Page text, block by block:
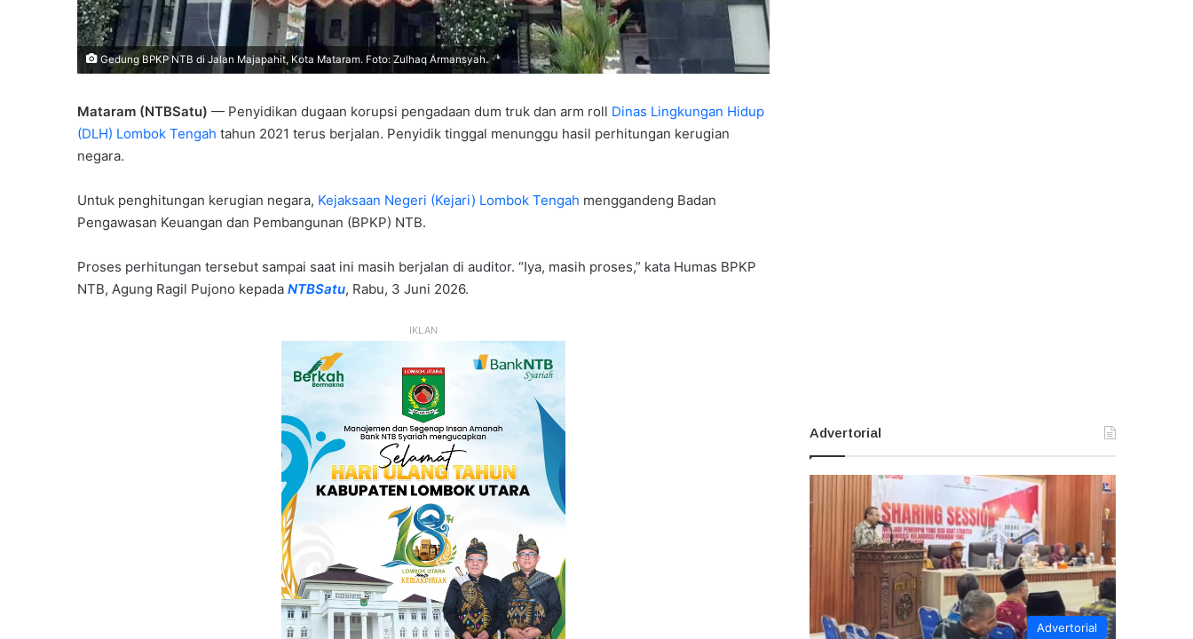
Gedung BPKP NTB di Jalan Majapahit, Kota Mataram. Foto: Zulhaq Armansyah.
Mataram (NTBSatu) — Penyidikan dugaan korupsi pengadaan dum truk dan arm roll Dinas Lingkungan Hidup
(DLH) Lombok Tengah tahun 2021 terus berjalan. Penyidik tinggal menunggu hasil perhitungan kerugian
negara.
Untuk penghitungan kerugian negara, Kejaksaan Negeri (Kejari) Lombok Tengah menggandeng Badan
Pengawasan Keuangan dan Pembangunan (BPKP) NTB.
Proses perhitungan tersebut sampai saat ini masih berjalan di auditor. “Iya, masih proses,” kata Humas BPKP
NTB, Agung Ragil Pujono kepada NTBSatu, Rabu, 3 Juni 2026.
IKLAN
Advertorial
Advertorial